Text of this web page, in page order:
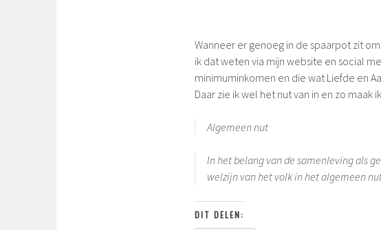
Wanneer er genoeg in de spaarpot zit
ik dat weten via mijn website en social
minimuminkomen en die wat Liefde en
Daar zie ik wel het nut van in en zo maak
Algemeen nut
In het belang van de samenleving als
welzijn van het volk in het algemeen
DIT DELEN: